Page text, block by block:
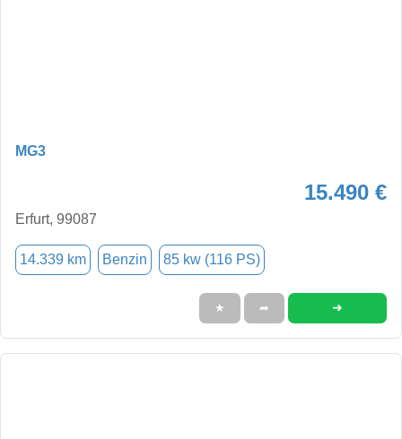
MG3
15.490 €
Erfurt, 99087
14.339 km Benzin 85 kw (116 PS)
★ ➦ ➜